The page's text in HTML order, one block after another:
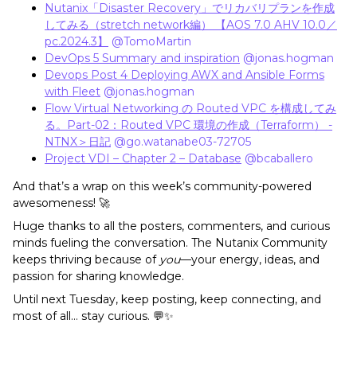
Nutanix「Disaster Recovery」でリカバリプランを作成
してみる（stretch network編） 【AOS 7.0 AHV 10.0／
pc.2024.3】
@TomoMartin
DevOps 5 Summary and inspiration @jonas.hogman
Devops Post 4 Deploying AWX and Ansible Forms
with Fleet @jonas.hogman
Flow Virtual Networking の Routed VPC を構成してみ
る。Part-02：Routed VPC 環境の作成（Terraform） -
NTNX＞日記 @go.watanabe03-72705
Project VDI – Chapter 2 – Database @bcaballero
And that’s a wrap on this week’s community-powered
awesomeness! 🚀
Huge thanks to all the posters, commenters, and curious
minds fueling the conversation. The Nutanix Community
keeps thriving because of you—your energy, ideas, and
passion for sharing knowledge.
Until next Tuesday, keep posting, keep connecting, and
most of all… stay curious. 💬✨